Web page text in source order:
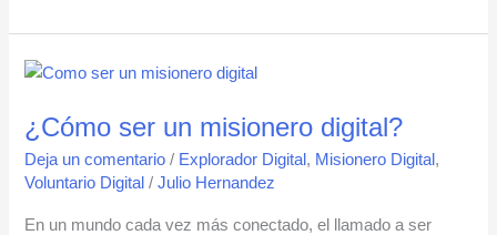
¿Cómo ser un misionero digital?
Deja un comentario / Explorador Digital, Misionero Digital,
Voluntario Digital /Julio Hernandez
En un mundo cada vez más conectado, el llamado a ser
¿Cómo
un
misionero
digital?